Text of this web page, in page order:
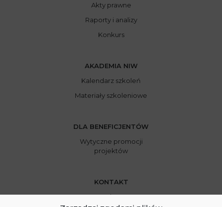
Akty prawne
Raporty i analizy
Konkurs
AKADEMIA NIW
Kalendarz szkoleń
Materiały szkoleniowe
DLA BENEFICJENTÓW
Wytyczne promocji
projektów
KONTAKT
Kontakt NIW